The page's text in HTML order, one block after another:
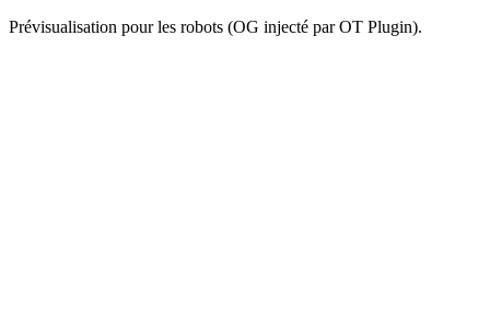
Prévisualisation pour les robots (OG injecté par OT Plugin).